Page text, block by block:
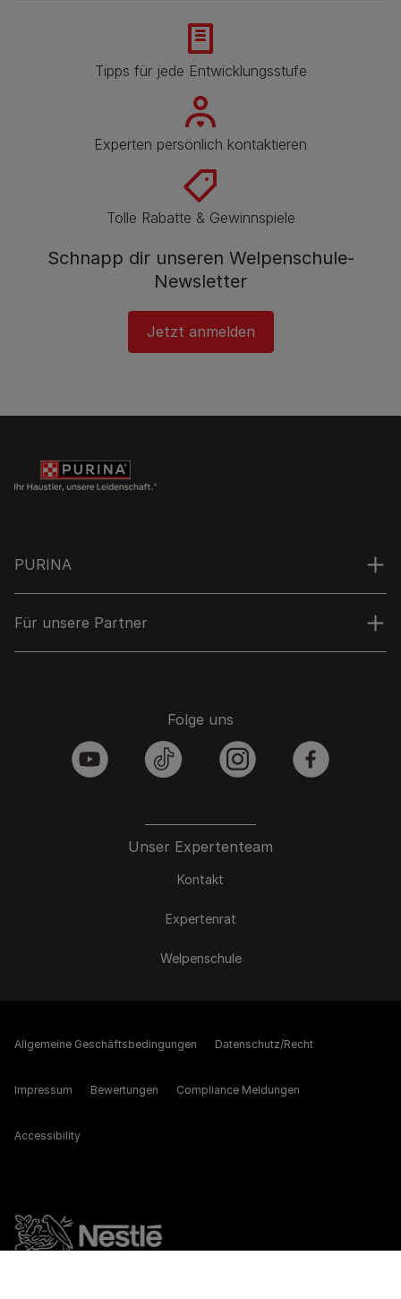
Tipps für jede Entwicklungsstufe
Experten persönlich kontaktieren
Tolle Rabatte & Gewinnspiele
Schnapp dir unseren Welpenschule-
Newsletter
Jetzt anmelden
PURINA
Für unsere Partner
Unser Expertenteam
Kontakt
Expertenrat
Welpenschule
Folge uns
youtube tiktok instagram facebook
Allgemeine Geschäftsbedingungen Datenschutz/Recht
Impressum Bewertungen Compliance Meldungen
Accessibility